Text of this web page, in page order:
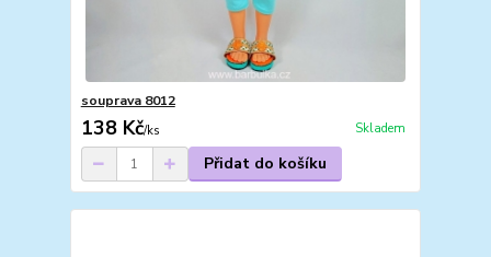
souprava 8012
138 Kč/ks Skladem
Přidat do košíku